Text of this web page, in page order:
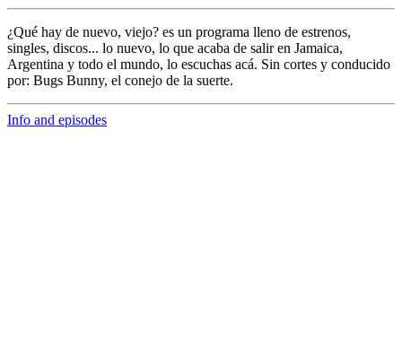
¿Qué hay de nuevo, viejo? es un programa lleno de estrenos,
singles, discos... lo nuevo, lo que acaba de salir en Jamaica,
Argentina y todo el mundo, lo escuchas acá. Sin cortes y conducido
por: Bugs Bunny, el conejo de la suerte.
Info and episodes